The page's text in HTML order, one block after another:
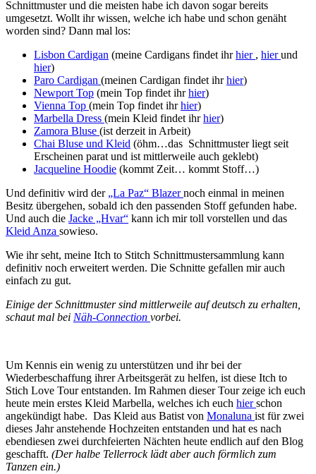
Schnittmuster und die meisten habe ich davon sogar bereits
umgesetzt. Wollt ihr wissen, welche ich habe und schon genäht
worden sind? Dann mal los:
Lisbon Cardigan (meine Cardigans findet ihrhier , hierund
hier)
Paro Cardigan (meinen Cardigan findet ihrhier)
Newport Top (mein Top findet ihrhier)
Vienna Top (mein Top findet ihrhier)
Marbella Dress (mein Kleid findet ihrhier)
Zamora Bluse (ist derzeit in Arbeit)
Chai Bluse und Kleid (öhm…das Schnittmuster liegt seit
Erscheinen parat und ist mittlerweile auch geklebt)
Jacqueline Hoodie (kommt Zeit… kommt Stoff…)
Und definitiv wird der „La Paz“ Blazernoch einmal in meinen
Besitz übergehen, sobald ich den passenden Stoff gefunden habe.
Und auch die Jacke „Hvar“ kann ich mir toll vorstellen und das
Kleid Anza sowieso.
Wie ihr seht, meine Itch to Stitch Schnittmustersammlung kann
definitiv noch erweitert werden. Die Schnitte gefallen mir auch
einfach zu gut.
Einige der Schnittmuster sind mittlerweile auf deutsch zu erhalten,
schaut mal bei Näh-Connection vorbei.
Um Kennis ein wenig zu unterstützen und ihr bei der
Wiederbeschaffung ihrer Arbeitsgerät zu helfen, ist diese Itch to
Stich Love Tour entstanden. Im Rahmen dieser Tour zeige ich euch
heute mein erstes Kleid Marbella, welches ich euch hierschon
angekündigt habe. Das Kleid aus Batist von Monaluna ist für zwei
dieses Jahr anstehende Hochzeiten entstanden und hat es nach
ebendiesen zwei durchfeierten Nächten heute endlich auf den Blog
geschafft. (Der halbe Tellerrock lädt aber auch förmlich zum
Tanzen ein.)